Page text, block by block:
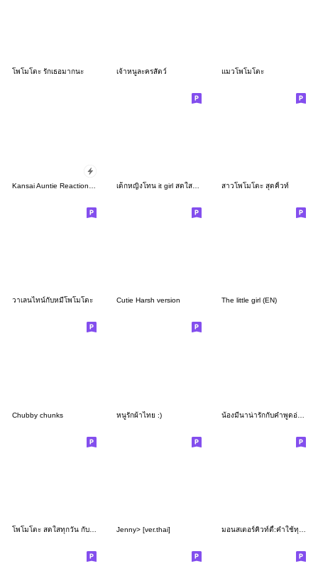
โพโมโตะ รักเธอมากนะ เจ้าหนูละครสัตว์ แมวโพโมโตะ
สาวโพโมโตะ สุดคิ้วท์
วาเลนไทน์กับหมีโพโมโตะ Cutie Harsh version The little girl (EN)
Chubby chunks หนูรักผ้าไทย :) น้องมีนาน่ารักกับคำพูดอ่านง่าย
Jenny> [ver.thai]